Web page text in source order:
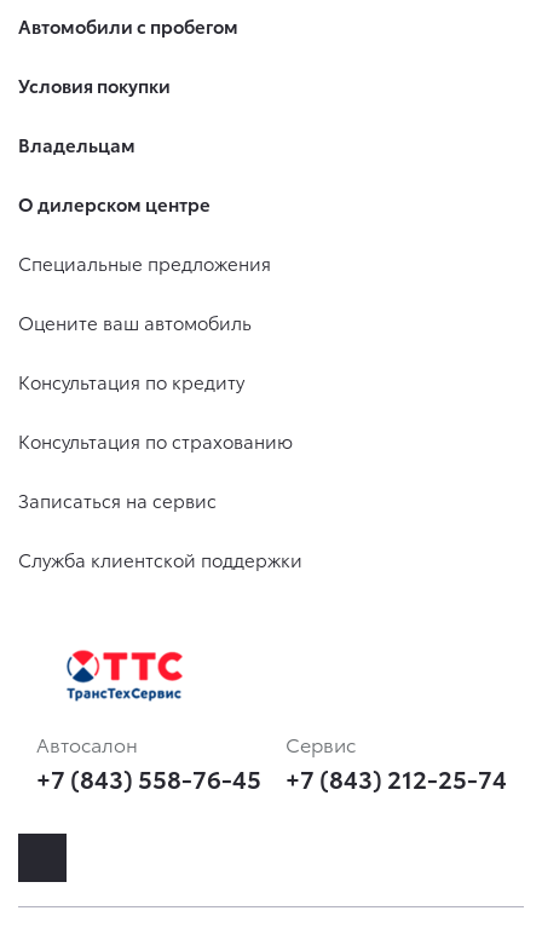
Автомобили с пробегом
Условия покупки
Владельцам
О дилерском центре
Специальные предложения
Оцените ваш автомобиль
Консультация по кредиту
Консультация по страхованию
Записаться на сервис
Служба клиентской поддержки
Автосалон
+7 (843) 558-76-45
Сервис
+7 (843) 212-25-74